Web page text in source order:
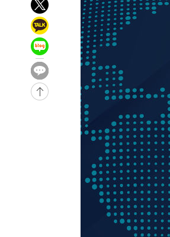
-20992초 전 >
백운산서 80년근 천종산삼
-18702초 전 >
선재도서 해루질 나섰다 실
-16236초 전 >
남자 농구, 나고야 아시안게
-15612초 전 >
여수 오동도 해상서 모터보
-11839초 전 >
극한폭염 한풀 꺾이지만…'
주 날씨]
-8857초 전 >
축구협회 "압수수색·성접
[속보]'압수수색·성접대 논란
'최고 37도' 폭염 지속…강원동
[속보]뉴욕증시 상승 마감